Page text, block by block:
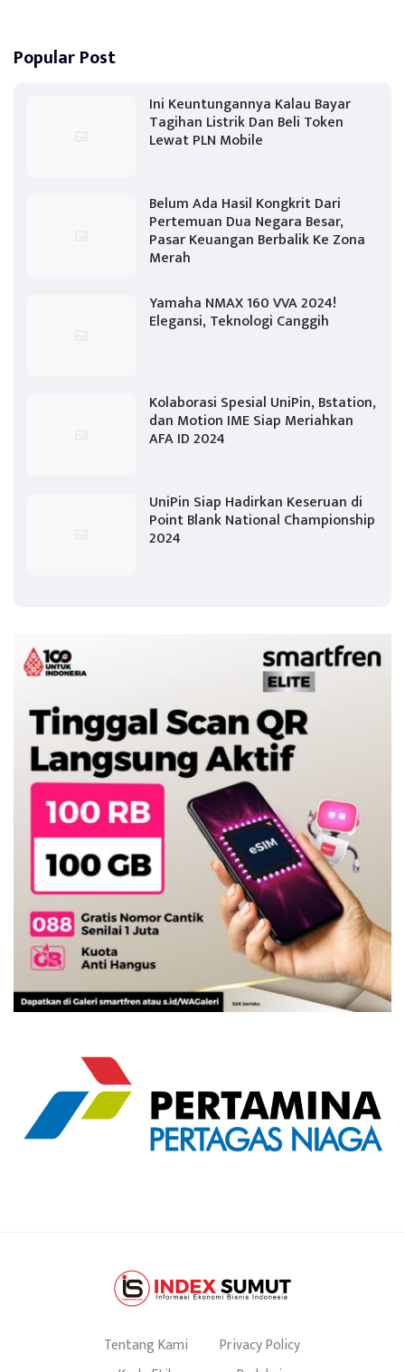
Popular Post
Ini Keuntungannya Kalau Bayar
Tagihan Listrik Dan Beli Token
Lewat PLN Mobile
Belum Ada Hasil Kongkrit Dari
Pertemuan Dua Negara Besar,
Pasar Keuangan Berbalik Ke Zona
Merah
Yamaha NMAX 160 VVA 2024!
Elegansi, Teknologi Canggih
Kolaborasi Spesial UniPin, Bstation,
dan Motion IME Siap Meriahkan
AFA ID 2024
UniPin Siap Hadirkan Keseruan di
Point Blank National Championship
2024
Tentang Kami
Privacy Policy